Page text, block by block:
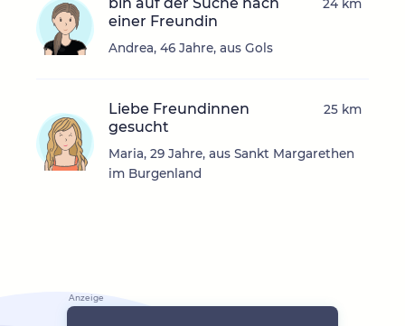
einer Freundin
Andrea, 46 Jahre, aus Gols
24 km
Liebe Freundinnen
gesucht
Maria, 29 Jahre, aus Sankt Margarethen
im Burgenland
25 km